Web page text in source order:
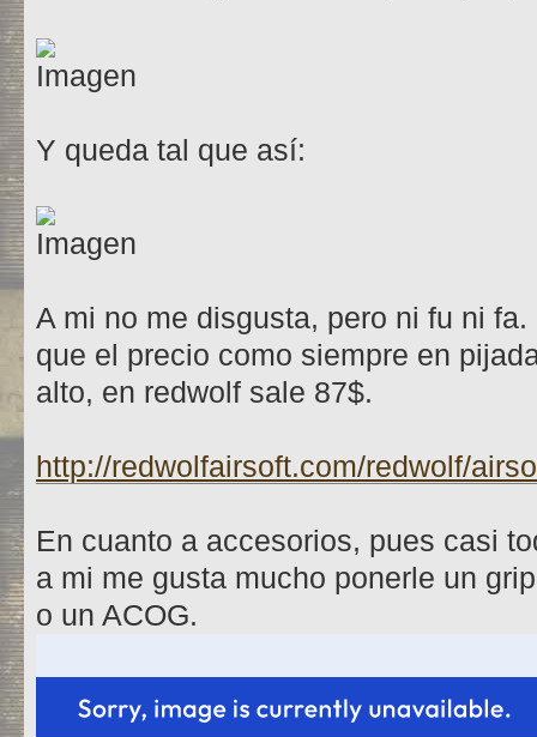
Y queda tal que así:
A mi no me disgusta, pero ni fu ni
que el precio como siempre en
alto, en redwolf sale 87$.
http://redwolfairsoft.com/redwolf/
En cuanto a accesorios, pues casi
a mi me gusta mucho ponerle un
o un ACOG.